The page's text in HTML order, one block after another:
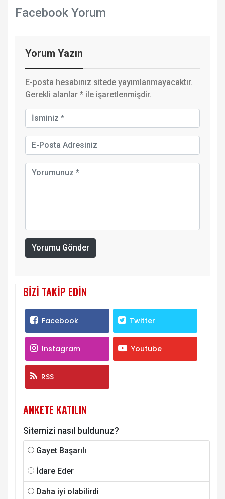
Facebook Yorum
Yorum Yazın
E-posta hesabınız sitede yayımlanmayacaktır.
Gerekli alanlar * ile işaretlenmişdir.
Yorumu Gönder
BIZI TAKIP EDIN
Facebook Twitter
Instagram Youtube
RSS
ANKETE KATILIN
Sitemizi nasıl buldunuz?
Gayet Başarılı
İdare Eder
Daha iyi olabilirdi